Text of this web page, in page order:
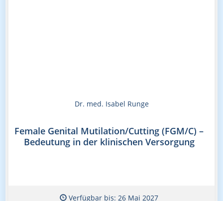
Dr. med. Isabel Runge
Female Genital Mutilation/Cutting (FGM/C) –
Bedeutung in der klinischen Versorgung
Verfügbar bis: 26 Mai 2027